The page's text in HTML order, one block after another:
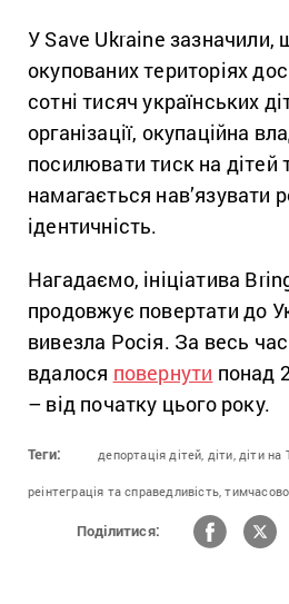
У Save Ukraine зазначили,
окупованих територіях
сотні тисяч українських
організації, окупаційна
посилювати тиск на дітей
намагається нав’язувати
ідентичність.
Нагадаємо, ініціатива
продовжує повертати до
вивезла Росія. За весь
вдалося повернути понад
– від початку цього року.
Теги: депортація дітей, діти, діти на
реінтеграція та справедливість, тимчасово
Поділитися: